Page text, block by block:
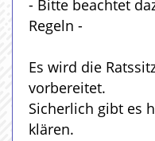
- Bitte beachtet
Regeln -
Es wird die
vorbereitet.
Sicherlich gibt es
klären.